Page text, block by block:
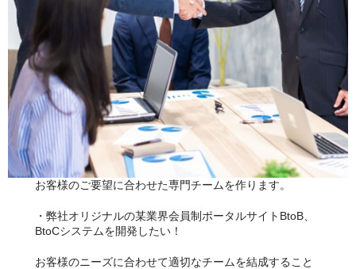
お客様のご要望に合わせた専門チームを作ります。
・弊社オリジナルの某業界会員制ポータルサイトBtoB、
BtoCシステムを開発したい！
お客様のニーズに合わせて適切なチームを結成すること